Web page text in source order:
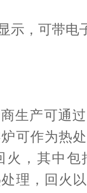
，可带电
产可通过
可作为热
火，其中包
理，回火